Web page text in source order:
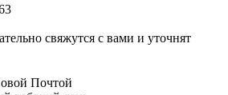
свяжутся с вами и уточнят
Почтой